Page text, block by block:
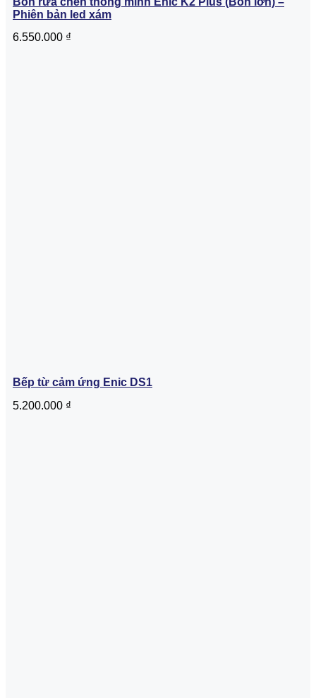
Phiên bản led xám
6.550.000 ₫
Bếp từ cảm ứng Enic DS1
5.200.000 ₫